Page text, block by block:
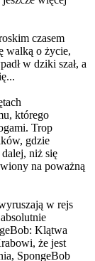
czasem
walką o życie,
w dziki szał, a
którego
Trop
gdzie
niż się
na poważną
w rejs
Klątwa
że jest
SpongeBob